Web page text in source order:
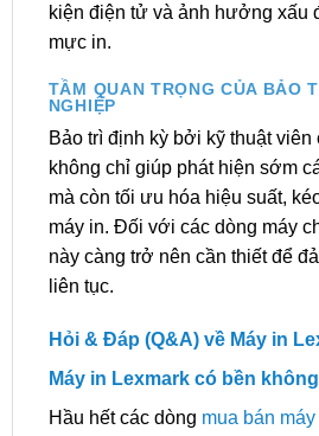
kiện điện tử và ảnh hưởng xấu
mực in.
TẦM QUAN TRỌNG CỦA BẢO
NGHIỆP
Bảo trì định kỳ bởi kỹ thuật viên
không chỉ giúp phát hiện sớm
mà còn tối ưu hóa hiệu suất,
máy in. Đối với các dòng máy
này càng trở nên cần thiết để
liên tục.
Hỏi & Đáp (Q&A) về Máy in
Máy in Lexmark có bền
Hầu hết các dòng mua bán